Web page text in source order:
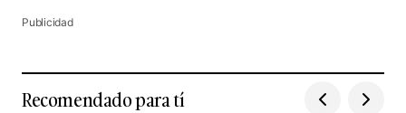
Publicidad
Recomendado para tí